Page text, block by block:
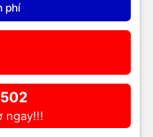
phí
ngay!!!